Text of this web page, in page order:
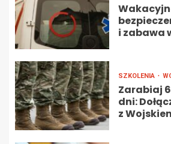
i zabawa
SZKOLENIA
Zarabiaj 6
dni:
z